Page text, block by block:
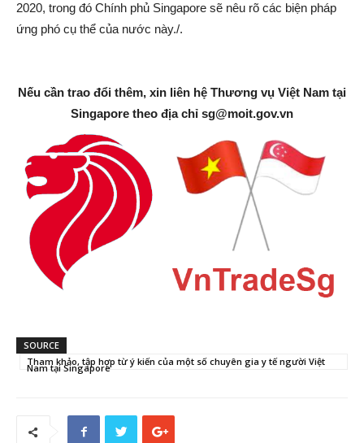
2020, trong đó Chính phủ Singapore sẽ nêu rõ các biện pháp
ứng phó cụ thể của nước này./.
Nếu cần trao đổi thêm, xin liên hệ Thương vụ Việt Nam tại
Singapore theo địa chỉ sg@moit.gov.vn
SOURCE
Tham khảo, tập hợp từ ý kiến của một số chuyên gia y tế người Việt
Nam tại Singapore